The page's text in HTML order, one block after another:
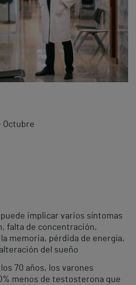
Octubre
implicar varios síntomas
falta de concentración,
memoria, pérdida de energía,
del sueño
70 años, los varones
menos de testosterona que